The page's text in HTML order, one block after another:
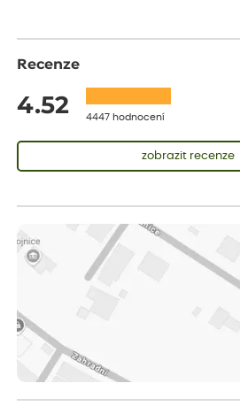
Recenze
4.52 4447 hodnocení
zobrazit recenze
vše v naprostém pořádku
ověřený nákup dnes
Jana
Flos je nejlepší &#129321;